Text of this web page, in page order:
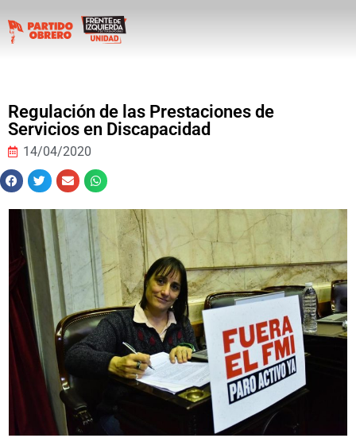
Regulación de las Prestaciones de
Servicios en Discapacidad
14/04/2020